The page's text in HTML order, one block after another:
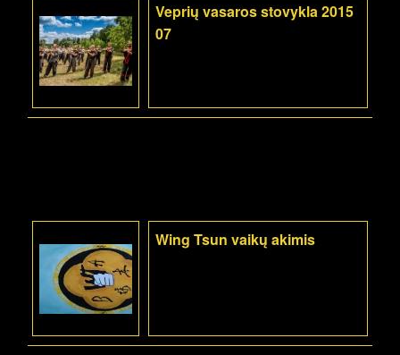
Veprių vasaros stovykla 2015
07
Wing Tsun vaikų akimis